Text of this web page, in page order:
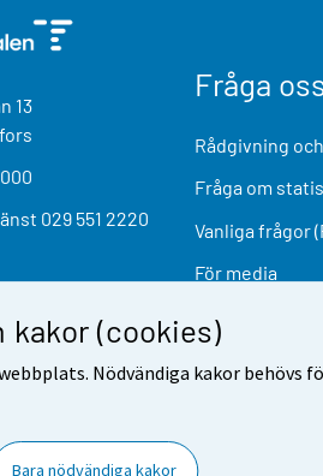
kakor (cookies)
Nödvändiga kakor
Bara nödvändiga kakor
13
029 551 2220
Fråga
Rådgivning
Fråga om
Vanliga frågor
För media
Respons